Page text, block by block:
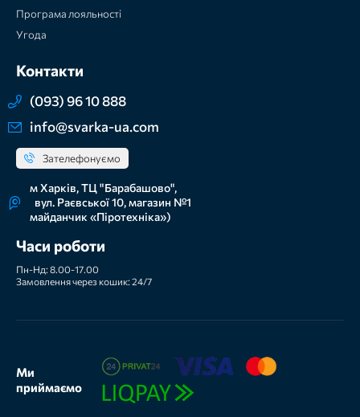
Програма лояльності
Угода
Контакти
(093) 96 10 888
info@svarka-ua.com
Зателефонуємо
м Харків, ТЦ "Барабашово",
вул. Раєвської 10, магазин №1
майданчик «Піротехніка»)
Часи роботи
Пн-Нд: 8.00-17.00
Замовлення через кошик: 24/7
Ми
приймаємо